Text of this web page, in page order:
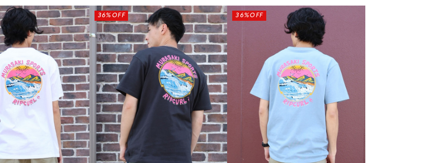
トネス ストライダー/バイク/その他
FASHION TOP
会員ランク
店頭受取サービス
ギフトラッピング
アフターサポート
下取り保証について
よくある質問
店舗一覧
お問い合わせ
ニュース
SURF TOP
会員ランク
店頭受取サービス
ギフトラッピング
アフターサポート
下取り保証について
よくある質問
店舗一覧
お問い合わせ
ニュース
中古/アウトレット スノーボード
SNOW TOP
会員ランク
店頭受取サービス
ギフトラッピング
アフターサポート
下取り保証について
よくある質問
店舗一覧
お問い合わせ
ニュース
SKATE TOP
会員ランク
店頭受取サービス
ギフトラッピング
アフターサポート
下取り保証について
よくある質問
店舗一覧
お問い合わせ
ニュース
36%OFF 36%OFF